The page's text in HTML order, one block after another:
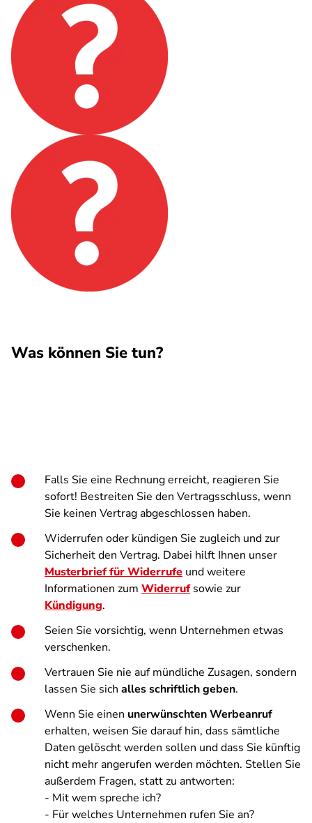
Was können Sie tun?
Falls Sie eine Rechnung erreicht, reagieren Sie
sofort! Bestreiten Sie den Vertragsschluss, wenn
Sie keinen Vertrag abgeschlossen haben.
Widerrufen oder kündigen Sie zugleich und zur
Sicherheit den Vertrag. Dabei hilft Ihnen unser
Musterbrief für Widerrufe und weitere
Informationen zum Widerrufsowie zur
Kündigung.
Seien Sie vorsichtig, wenn Unternehmen etwas
verschenken.
Vertrauen Sie nie auf mündliche Zusagen, sondern
lassen Sie sich alles schriftlich geben.
Wenn Sie einen unerwünschten Werbeanruf
erhalten, weisen Sie darauf hin, dass sämtliche
Daten gelöscht werden sollen und dass Sie künftig
nicht mehr angerufen werden möchten. Stellen Sie
außerdem Fragen, statt zu antworten:
- Mit wem spreche ich?
- Für welches Unternehmen rufen Sie an?